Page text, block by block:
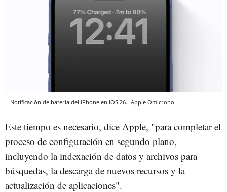
Notificación de batería del iPhone en iOS 26. Apple Omicrono
Este tiempo es necesario, dice Apple, "para completar el
proceso de configuración en segundo plano,
incluyendo la indexación de datos y archivos para
búsquedas, la descarga de nuevos recursos y la
actualización de aplicaciones".